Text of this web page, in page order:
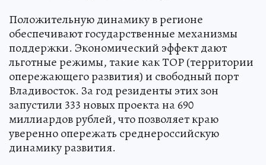
Положительную динамику в регионе
обеспечивают государственные механизмы
поддержки. Экономический эффект дают
льготные режимы, такие как ТОР (территории
опережающего развития) и свободный порт
Владивосток. За год резиденты этих зон
запустили 333 новых проекта на 690
миллиардов рублей, что позволяет краю
уверенно опережать среднероссийскую
динамику развития.